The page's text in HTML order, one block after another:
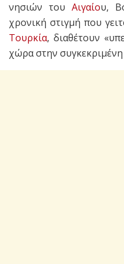
νησιών του Αιγαίου,
χρονική στιγμή που
Τουρκία, διαθέτουν
χώρα στην συγκεκριμένη